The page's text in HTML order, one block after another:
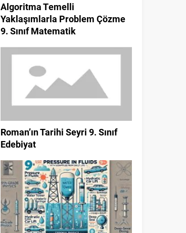
Algoritma Temelli
Yaklaşımlarla Problem Çözme
9. Sınıf Matematik
Roman’ın Tarihi Seyri 9. Sınıf
Edebiyat